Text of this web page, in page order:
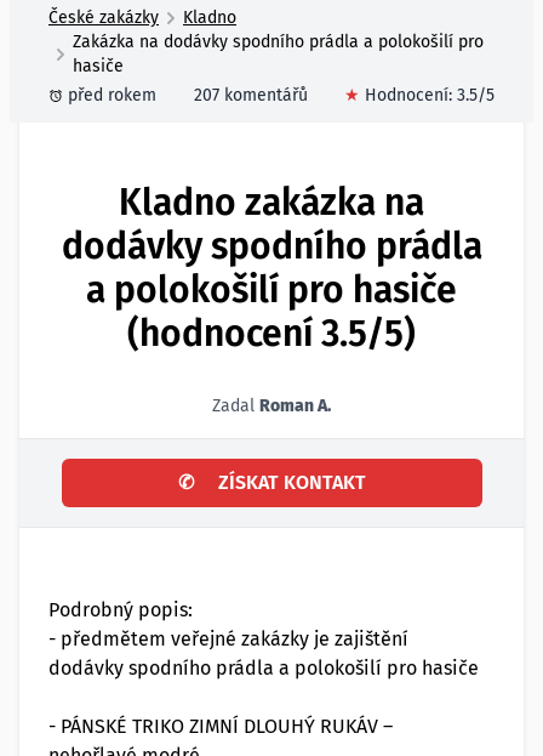
České zakázky
Kladno
Zakázka na dodávky spodního prádla a polokošilí pro
hasiče
před rokem
207 komentářů ★ Hodnocení: 3.5/5
Kladno zakázka na
dodávky spodního prádla
a polokošilí pro hasiče
(hodnocení 3.5/5)
Zadal Roman A.
✆ ZÍSKAT KONTAKT
Podrobný popis:
- předmětem veřejné zakázky je zajištění
dodávky spodního prádla a polokošilí pro hasiče
- PÁNSKÉ TRIKO ZIMNÍ DLOUHÝ RUKÁV –